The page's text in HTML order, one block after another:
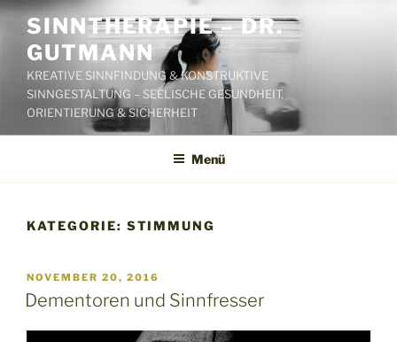
Zum
Inhalt
springen
SINNTHERAPIE – DR.
GUTMANN
KREATIVE SINNFINDUNG & KONSTRUKTIVE
SINNGESTALTUNG – SEELISCHE GESUNDHEIT,
ORIENTIERUNG & SICHERHEIT
Menü
KATEGORIE: STIMMUNG
VERÖFFENTLICHT
AM
NOVEMBER 20, 2016
Dementoren und Sinnfresser